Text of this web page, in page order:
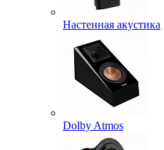
Настенная акустика
Dolby Atmos